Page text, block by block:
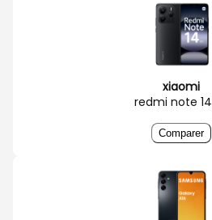
xiaomi
redmi note
Comparer